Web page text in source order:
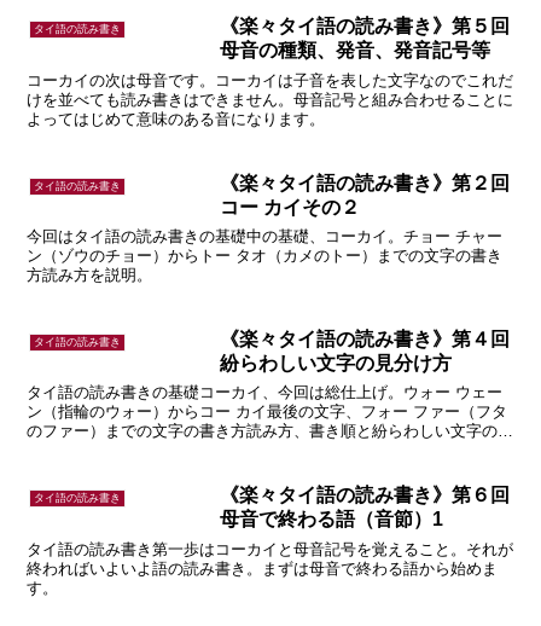
タイ語の読み書き
《楽々タイ語の読み書き》第５回
母音の種類、発音、発音記号等
コーカイの次は母音です。コーカイは子音を表した文字なのでこれだ
けを並べても読み書きはできません。母音記号と組み合わせることに
よってはじめて意味のある音になります。
タイ語の読み書き
《楽々タイ語の読み書き》第２回
コー カイその２
今回はタイ語の読み書きの基礎中の基礎、コーカイ。チョー チャー
ン（ゾウのチョー）からトー タオ（カメのトー）までの文字の書き
方読み方を説明。
タイ語の読み書き
《楽々タイ語の読み書き》第４回
紛らわしい文字の見分け方
タイ語の読み書きの基礎コーカイ、今回は総仕上げ。ウォー ウェー
ン（指輪のウォー）からコー カイ最後の文字、フォー ファー（フタ
のファー）までの文字の書き方読み方、書き順と紛らわしい文字の見
タイ語の読み書き
《楽々タイ語の読み書き》第６回
母音で終わる語（音節）1
タイ語の読み書き第一歩はコーカイと母音記号を覚えること。それが
終わればいよいよ語の読み書き。まずは母音で終わる語から始めま
す。